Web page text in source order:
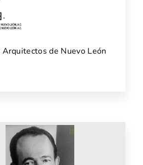
Arquitectos de Nuevo León